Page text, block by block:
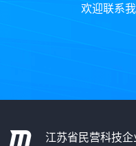
欢迎联系
江苏省民营科技企